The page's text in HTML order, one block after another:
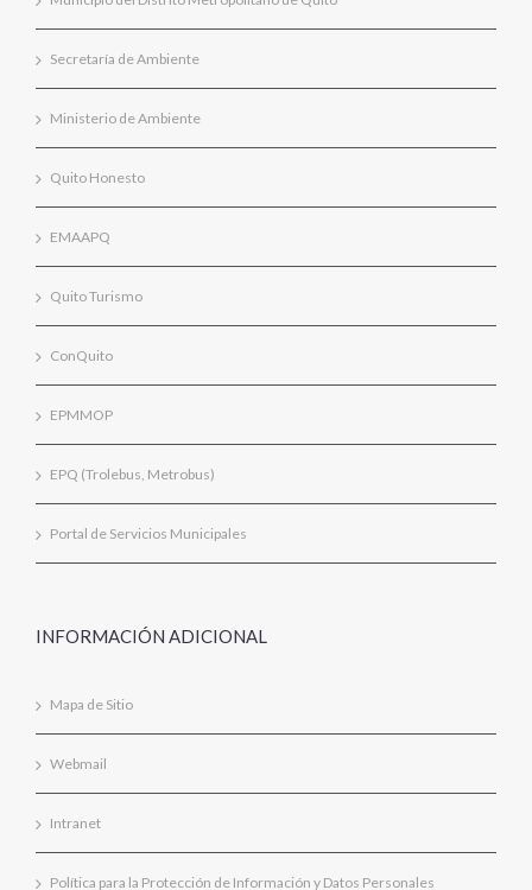
Secretaría de Ambiente
Ministerio de Ambiente
Quito Honesto
EMAAPQ
Quito Turismo
ConQuito
EPMMOP
EPQ (Trolebus, Metrobus)
Portal de Servicios Municipales
INFORMACIÓN ADICIONAL
Mapa de Sitio
Webmail
Intranet
Política para la Protección de Información y Datos Personales